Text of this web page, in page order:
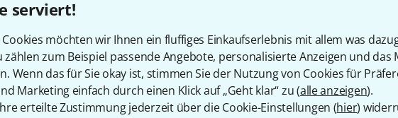
serviert!
möchten wir Ihnen ein fluffiges Einkaufserlebnis mit allem was
zählen zum Beispiel passende Angebote, personalisierte Anzeigen und das
Wenn das für Sie okay ist, stimmen Sie der Nutzung von Cookies für
Marketing einfach durch einen Klick auf „Geht klar“ zu (alle anzeigen).
erteilte Zustimmung jederzeit über die Cookie-Einstellungen (hier)